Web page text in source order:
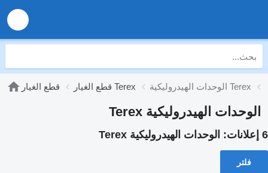
قطع الغيار قطع الغيار Terex الوحدات الهيدروليكية Terex
الوحدات الهيدروليكية Terex
6 إعلانات: الوحدات الهيدروليكية Terex
فلتر